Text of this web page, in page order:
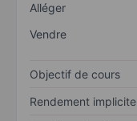
Alléger
Vendre
Objectif de cours
Rendement implicite